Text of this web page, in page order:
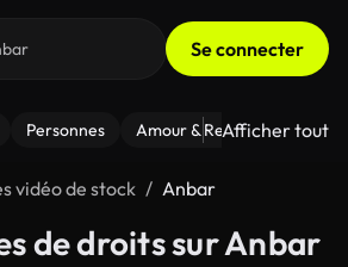
Se connecter
Personnes Amour & Relations Le
Afficher tout
vidéo de stock Anbar
de droits sur Anbar